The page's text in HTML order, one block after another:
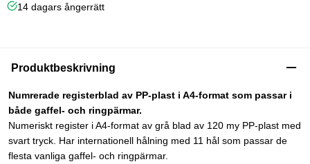
14 dagars ångerrätt
Produktbeskrivning
Numrerade registerblad av PP-plast i A4-format som passar i
både gaffel- och ringpärmar.
Numeriskt register i A4-format av grå blad av 120 my PP-plast med
svart tryck. Har internationell hålning med 11 hål som passar de
flesta vanliga gaffel- och ringpärmar.